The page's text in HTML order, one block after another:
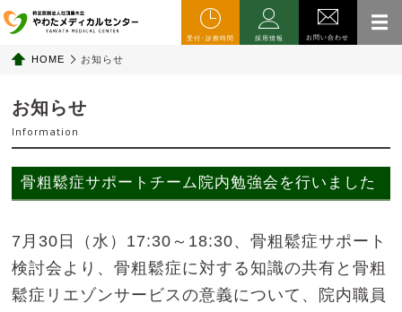
受付･診療時間 採用情報 お問い合わせ
HOME お知らせ
お知らせ
Information
骨粗鬆症サポートチーム院内勉強会を行いました
7月30日（水）17:30～18:30、骨粗鬆症サポート
検討会より、骨粗鬆症に対する知識の共有と骨粗
鬆症リエゾンサービスの意義について、院内職員